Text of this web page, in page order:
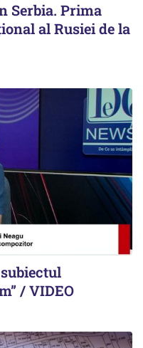
Serbia. Prima
al Rusiei de la
/ VIDEO